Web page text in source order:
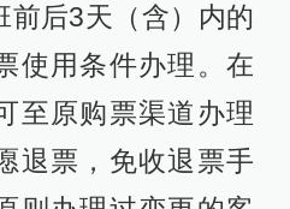
前后3天（含）内的
使用条件办理。在
至原购票渠道办理
退票，免收退票手